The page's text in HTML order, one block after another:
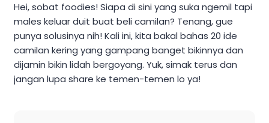
Hei, sobat foodies! Siapa di sini yang suka ngemil tapi
males keluar duit buat beli camilan? Tenang, gue
punya solusinya nih! Kali ini, kita bakal bahas 20 ide
camilan kering yang gampang banget bikinnya dan
dijamin bikin lidah bergoyang. Yuk, simak terus dan
jangan lupa share ke temen-temen lo ya!